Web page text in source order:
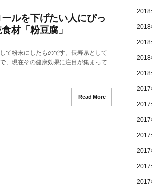
ルを下げたい人にぴっ
材「粉豆腐」
て粉末にしたものです。長寿県として
、現在その健康効果に注目が集まって
Read More
2018
2018
2018
2018
2018
2017
2017
2017
2017
2017
2017
2017